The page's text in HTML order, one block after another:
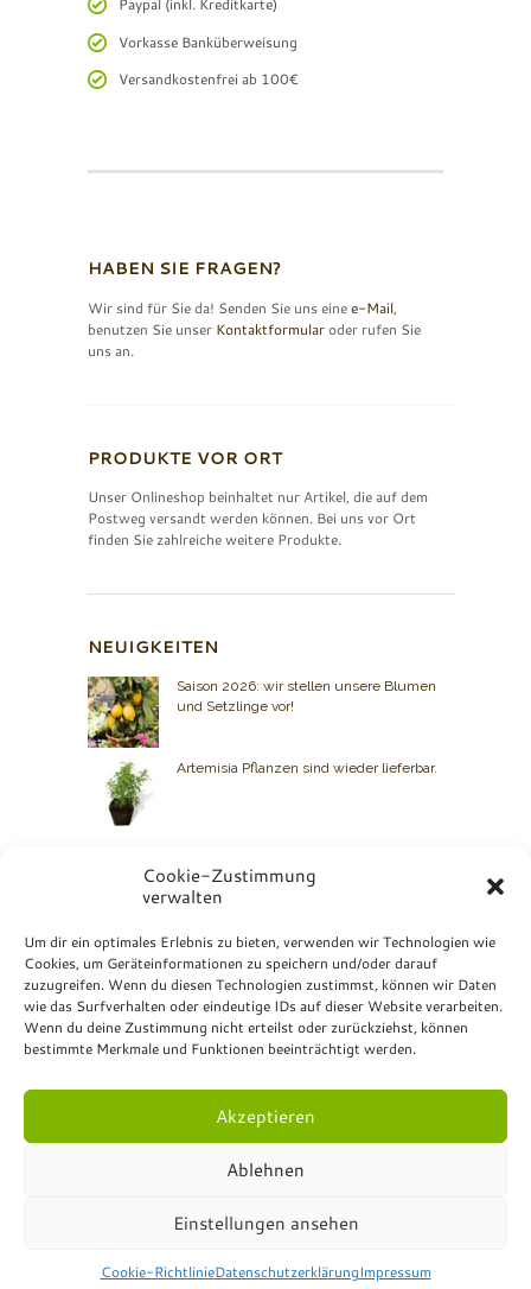
Cookie-Zustimmung
verwalten
Um dir ein optimales Erlebnis zu bieten, verwenden wir Technologien wie
Cookies, um Geräteinformationen zu speichern und/oder darauf
zuzugreifen. Wenn du diesen Technologien zustimmst, können wir Daten
wie das Surfverhalten oder eindeutige IDs auf dieser Website verarbeiten.
Wenn du deine Zustimmung nicht erteilst oder zurückziehst, können
bestimmte Merkmale und Funktionen beeinträchtigt werden.
Akzeptieren
Ablehnen
Einstellungen ansehen
Cookie-RichtlinieDatenschutzerklärungImpressum
Paypal (inkl. Kreditkarte)
Vorkasse Banküberweisung
Versandkostenfrei ab 100€
HABEN SIE FRAGEN?
Wir sind für Sie da! Senden Sie uns einee-Mail,
benutzen Sie unser Kontaktformularoder rufen Sie
uns an.
PRODUKTE VOR ORT
Unser Onlineshop beinhaltet nur Artikel, die auf dem
Postweg versandt werden können. Bei uns vor Ort
finden Sie zahlreiche weitere Produkte.
NEUIGKEITEN
Saison 2026: wir stellen unsere Blumen
und Setzlinge vor!
Artemisia Pflanzen sind wieder lieferbar.
BIO GRAUER
Kontakt: +49 7072 23 07
Bio Grauer
Hurschstrasse 4
DE-72810 Gomaringen
Datenschutzerklärung.Formulare
Rückerstattung.